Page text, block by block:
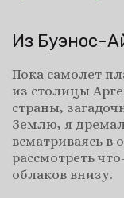
Из Буэнос-
Пока самолет
из столицы
страны,
Землю, я
всматриваясь
рассмотреть
облаков внизу.